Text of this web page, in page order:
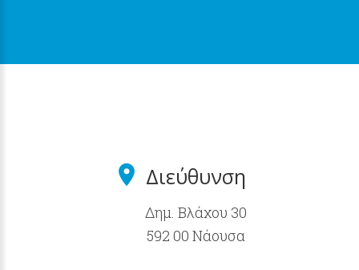
Διεύθυνση
Δημ. Βλάχου 30
592 00 Νάουσα